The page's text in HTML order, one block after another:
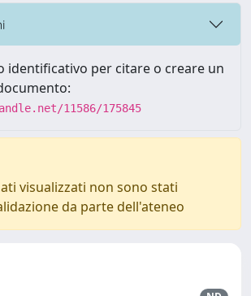
identificativo per citare o creare un
11586/175845
visualizzati non sono stati
da parte dell'ateneo